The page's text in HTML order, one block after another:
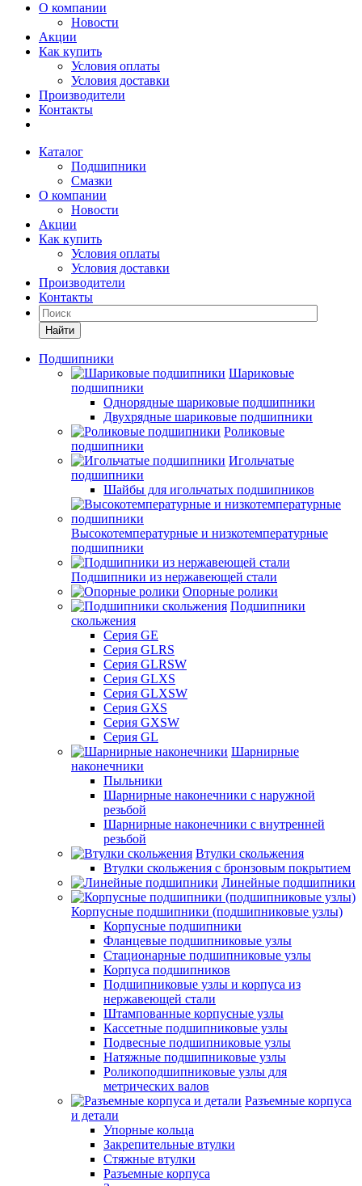
О компании
Новости
Акции
Как купить
Условия оплаты
Условия доставки
Производители
Контакты
Каталог
Подшипники
Смазки
О компании
Новости
Акции
Как купить
Условия оплаты
Условия доставки
Производители
Контакты
Найти
Подшипники
Шариковые
подшипники
Однорядные шариковые подшипники
Двухрядные шариковые подшипники
Роликовые
подшипники
Игольчатые
подшипники
Шайбы для игольчатых подшипников
Высокотемпературные и низкотемпературные
подшипники
Подшипники из нержавеющей стали
Опорные ролики
Подшипники
скольжения
Серия GE
Серия GLRS
Серия GLRSW
Серия GLXS
Серия GLXSW
Серия GXS
Серия GXSW
Серия GL
Шарнирные
наконечники
Пыльники
Шарнирные наконечники с наружной
резьбой
Шарнирные наконечники с внутренней
резьбой
Втулки скольжения
Втулки скольжения с бронзовым покрытием
Линейные подшипники
Корпусные подшипники (подшипниковые узлы)
Корпусные подшипники
Фланцевые подшипниковые узлы
Стационарные подшипниковые узлы
Корпуса подшипников
Подшипниковые узлы и корпуса из
нержавеющей стали
Штампованные корпусные узлы
Кассетные подшипниковые узлы
Подвесные подшипниковые узлы
Натяжные подшипниковые узлы
Роликоподшипниковые узлы для
метрических валов
Разъемные корпуса
и детали
Упорные кольца
Закрепительные втулки
Стяжные втулки
Разъемные корпуса